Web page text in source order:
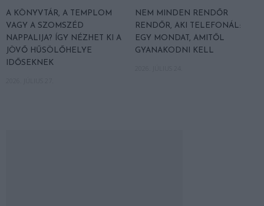
A KÖNYVTÁR, A TEMPLOM
VAGY A SZOMSZÉD
NAPPALIJA? ÍGY NÉZHET KI A
JÖVŐ HŰSÖLŐHELYE
IDŐSEKNEK
NEM MINDEN RENDŐR
RENDŐR, AKI TELEFONÁL:
EGY MONDAT, AMITŐL
GYANAKODNI KELL